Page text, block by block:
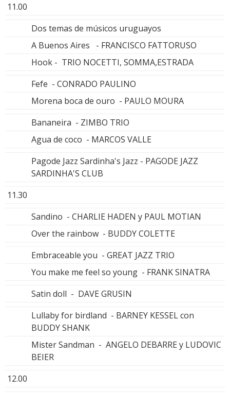
11.00
Dos temas de músicos uruguayos
A Buenos Aires - FRANCISCO FATTORUSO
Hook - TRIO NOCETTI, SOMMA,ESTRADA
Fefe - CONRADO PAULINO
Morena boca de ouro - PAULO MOURA
Bananeira - ZIMBO TRIO
Agua de coco - MARCOS VALLE
Pagode Jazz Sardinha's Jazz - PAGODE JAZZ
SARDINHA'S CLUB
11.30
Sandino - CHARLIE HADEN y PAUL MOTIAN
Over the rainbow - BUDDY COLETTE
Embraceable you - GREAT JAZZ TRIO
You make me feel so young - FRANK SINATRA
Satin doll - DAVE GRUSIN
Lullaby for birdland - BARNEY KESSEL con
BUDDY SHANK
Mister Sandman - ANGELO DEBARRE y LUDOVIC
BEIER
12.00